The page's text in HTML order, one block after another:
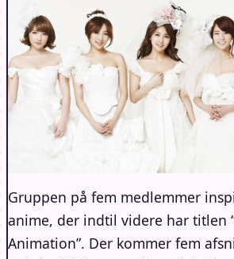
Gruppen på fem medlemmer
anime, der indtil videre har titlen
Animation”. Der kommer fem